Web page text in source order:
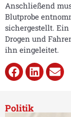
Anschließend
Blutprobe
sichergestellt.
Drogen und
ihn eingeleitet.
Politik